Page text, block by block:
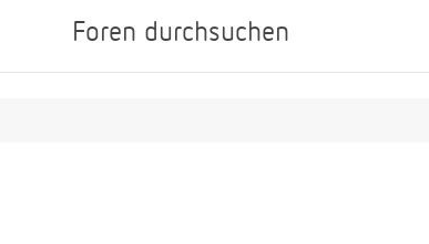
Foren durchsuchen